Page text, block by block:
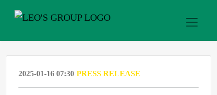
2025-01-16 07:30 PRESS RELEASE